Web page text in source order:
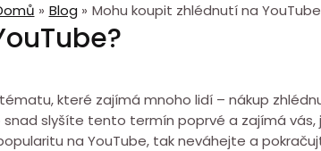
Blog Mohu koupit zhlédnutí na
které zajímá mnoho lidí – nákup
slyšíte tento termín poprvé a zajímá vás,
na YouTube, tak neváhejte a